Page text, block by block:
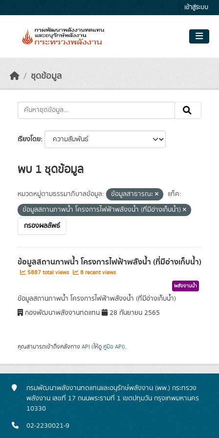
เข้าสู่ระบบ
ชุดข้อมูล
เรียงโดย
พบ 1 ชุดข้อมูล
หมวดหมู่ตามธรรมาภิบาลข้อมูล: ข้อมูลสาธารณะ
แท็ค:
ข้อมูลสถานภาพน้ำ โครงการไฟฟ้าพลังงน้ำ (ที่มีอ่างเก็บน้ำ)
กรองผลลัพธ์
ข้อมูลสถานภาพน้ำ โครงการไฟฟ้าพลังน้ำ (ที่มีอ่างเก็บน้ำ)
5887 total views 8 recent views
พลังงานน้ำ
ข้อมูลสถานภาพน้ำ โครงการไฟฟ้าพลังงน้ำ (ที่มีอ่างเก็บน้ำ)
กองพัฒนาพลังงานทดแทน
28 กันยายน 2565
คุณสามารถเข้าถึงคลังทาง API (ให้ดู คู่มือ API).
กรมพัฒนาพลังงานทดแทนและอนุรักษ์พลังงาน (พพ.) กระทรวง
พลังงาน เลขที่ 17 ถนนพระรามที่ 1 เขตปทุมวัน กรุงเทพมหานคร
10330
02-2230021-9